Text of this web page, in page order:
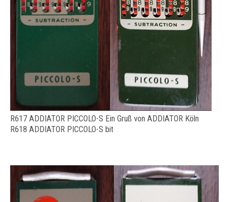
R617 ADDIATOR PICCOLO-S Ein Gruß von ADDIATOR Köln
R618 ADDIATOR PICCOLO-S bit